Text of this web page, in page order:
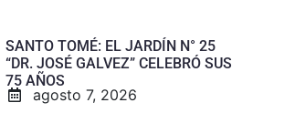
SANTO TOMÉ: EL JARDÍN N° 25
“DR. JOSÉ GALVEZ” CELEBRÓ SUS
75 AÑOS
agosto 7, 2026